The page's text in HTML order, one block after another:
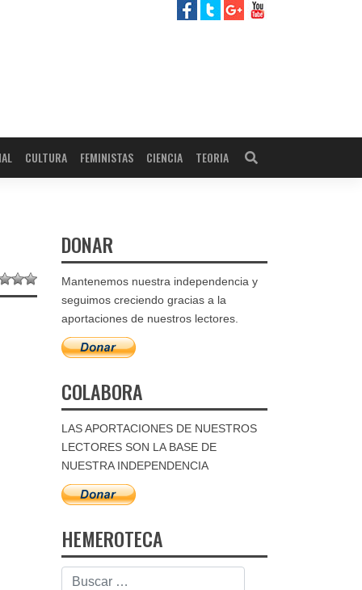
CULTURA FEMINISTAS CIENCIA TEORIA
DONAR
Mantenemos nuestra independencia y
seguimos creciendo gracias a la
aportaciones de nuestros lectores.
COLABORA
LAS APORTACIONES DE NUESTROS
LECTORES SON LA BASE DE
NUESTRA INDEPENDENCIA
HEMEROTECA